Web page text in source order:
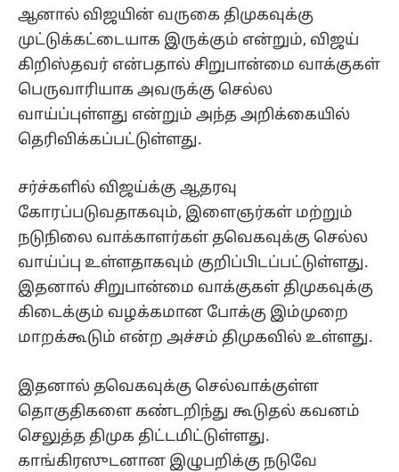
ஆனால் விஜயின் வருகை திமுகவுக்கு
முட்டுக்கட்டையாக இருக்கும் என்றும், விஜய்
கிறிஸ்தவர் என்பதால் சிறுபான்மை வாக்குகள்
பெருவாரியாக அவருக்கு செல்ல
வாய்ப்புள்ளது என்றும் அந்த அறிக்கையில்
தெரிவிக்கப்பட்டுள்ளது.
சர்ச்களில் விஜய்க்கு ஆதரவு
கோரப்படுவதாகவும், இளைஞர்கள் மற்றும்
நடுநிலை வாக்காளர்கள் தவெகவுக்கு செல்ல
வாய்ப்பு உள்ளதாகவும் குறிப்பிடப்பட்டுள்ளது.
இதனால் சிறுபான்மை வாக்குகள் திமுகவுக்கு
கிடைக்கும் வழக்கமான போக்கு இம்முறை
மாறக்கூடும் என்ற அச்சம் திமுகவில் உள்ளது.
இதனால் தவெகவுக்கு செல்வாக்குள்ள
தொகுதிகளை கண்டறிந்து கூடுதல் கவனம்
செலுத்த திமுக திட்டமிட்டுள்ளது.
காங்கிரஸுடனான இழுபறிக்கு நடுவே